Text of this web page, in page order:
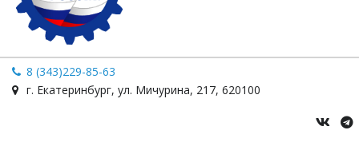
8 (343)229-85-63
г. Екатеринбург, ул. Мичурина, 217, 620100